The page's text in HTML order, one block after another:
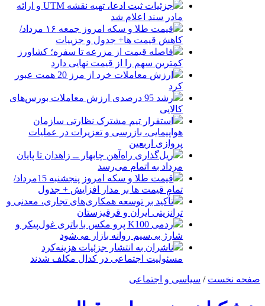
جزئیات ثبت ادعا، تهیه نقشه UTM و ارائه
مادر سند اعلام شد
قیمت طلا و سکه امروز جمعه ۱۶ مرداد/
کاهش قیمت ها+ جدول و جزییات
فاصله قیمت از مزرعه تا سفره؛ کشاورز
کمترین سهم را از قیمت نهایی دارد
ارزش معاملات خرد از مرز 20 همت عبور
کرد
رشد 95 درصدی ارزش معاملات بورس‌های
کالایی
استقرار تیم مشترک نظارتی سازمان
هواپیمایی، بازرسی و تعزیرات در عملیات
پروازی اربعین
ریل‌گذاری راه‌آهن چابهار ــ زاهدان تا پایان
مرداد به اتمام می‌رسد
قیمت طلا و سکه امروز پنجشنبه 15مرداد/
تمام قیمت ها بر مدار افزایش + جدول
تأکید بر توسعه همکاری‌های تجاری، معدنی و
ترانزیتی ایران و قرقیزستان
ردمی K100 پرو مکس با باتری غول‌پیکر و
شارژ بی‌سیم روانه بازار می‌شود
ناشران به انتشار جزئیات هزینه‌کرد
مسئولیت اجتماعی در کدال مکلف شدند
صفحه نخست / سیاسی و اجتماعی